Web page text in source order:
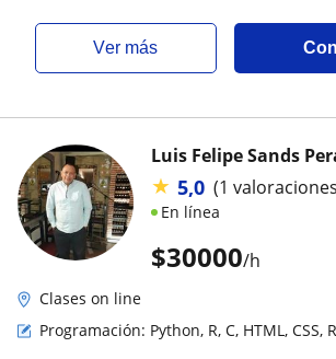
ver más
$30000/h
Luis Felipe Sands
★ 5,0 (1
En línea
Clases on line
Programación: Python, R, C, HTML, CSS,